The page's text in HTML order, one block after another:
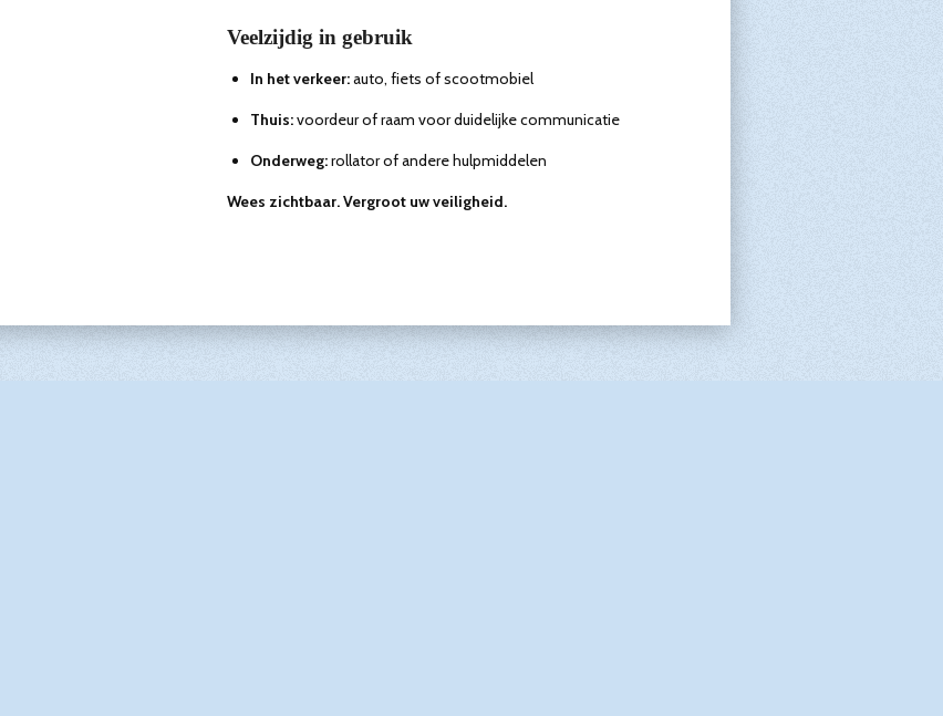
Veelzijdig in gebruik
In het verkeer:auto, fiets of scootmobiel
Thuis:voordeur of raam voor duidelijke communicatie
Onderweg:rollator of andere hulpmiddelen
Wees zichtbaar. Vergroot uw veiligheid.